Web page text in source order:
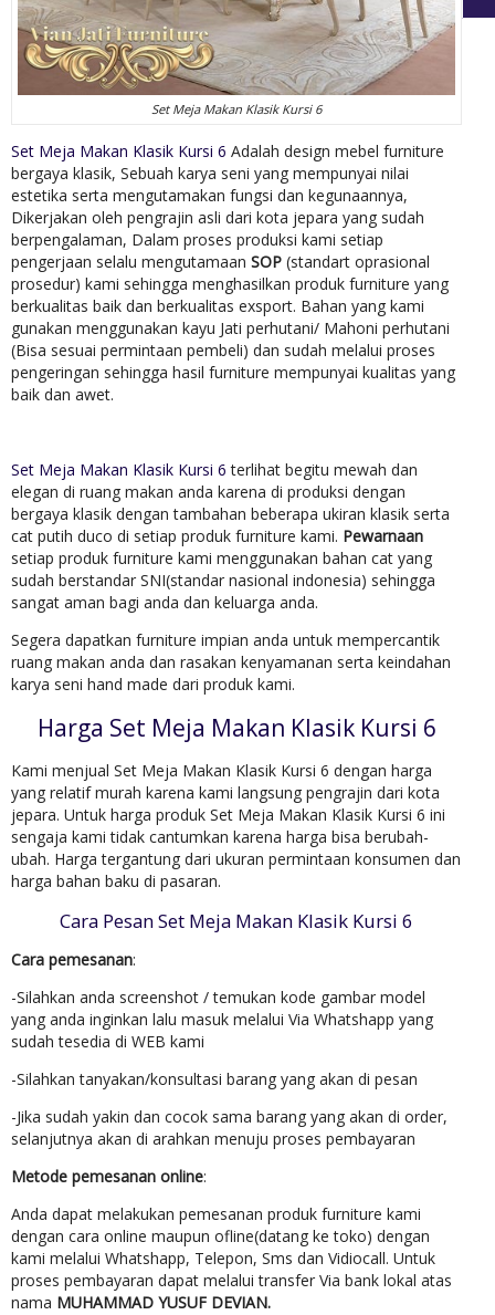
Set Meja Makan Klasik Kursi 6
Set Meja Makan Klasik Kursi 6 Adalah design mebel furniture
bergaya klasik, Sebuah karya seni yang mempunyai nilai
estetika serta mengutamakan fungsi dan kegunaannya,
Dikerjakan oleh pengrajin asli dari kota jepara yang sudah
berpengalaman, Dalam proses produksi kami setiap
pengerjaan selalu mengutamaan SOP (standart oprasional
prosedur) kami sehingga menghasilkan produk furniture yang
berkualitas baik dan berkualitas exsport. Bahan yang kami
gunakan menggunakan kayu Jati perhutani/ Mahoni perhutani
(Bisa sesuai permintaan pembeli) dan sudah melalui proses
pengeringan sehingga hasil furniture mempunyai kualitas yang
baik dan awet.
Set Meja Makan Klasik Kursi 6 terlihat begitu mewah dan
elegan di ruang makan anda karena di produksi dengan
bergaya klasik dengan tambahan beberapa ukiran klasik serta
cat putih duco di setiap produk furniture kami. Pewarnaan
setiap produk furniture kami menggunakan bahan cat yang
sudah berstandar SNI(standar nasional indonesia) sehingga
sangat aman bagi anda dan keluarga anda.
Segera dapatkan furniture impian anda untuk mempercantik
ruang makan anda dan rasakan kenyamanan serta keindahan
karya seni hand made dari produk kami.
Harga Set Meja Makan Klasik Kursi 6
Kami menjual Set Meja Makan Klasik Kursi 6 dengan harga
yang relatif murah karena kami langsung pengrajin dari kota
jepara. Untuk harga produk Set Meja Makan Klasik Kursi 6 ini
sengaja kami tidak cantumkan karena harga bisa berubah-
ubah. Harga tergantung dari ukuran permintaan konsumen dan
harga bahan baku di pasaran.
Cara Pesan Set Meja Makan Klasik Kursi 6
Cara pemesanan:
-Silahkan anda screenshot / temukan kode gambar model
yang anda inginkan lalu masuk melalui Via Whatshapp yang
sudah tesedia di WEB kami
-Silahkan tanyakan/konsultasi barang yang akan di pesan
-Jika sudah yakin dan cocok sama barang yang akan di order,
selanjutnya akan di arahkan menuju proses pembayaran
Metode pemesanan online:
Anda dapat melakukan pemesanan produk furniture kami
dengan cara online maupun ofline(datang ke toko) dengan
kami melalui Whatshapp, Telepon, Sms dan Vidiocall. Untuk
proses pembayaran dapat melalui transfer Via bank lokal atas
nama MUHAMMAD YUSUF DEVIAN.